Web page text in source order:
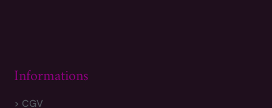
Informations
> CGV